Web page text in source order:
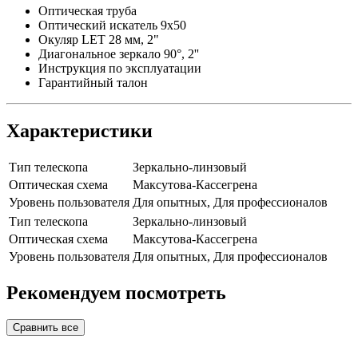
Оптическая труба
Оптический искатель 9х50
Окуляр LET 28 мм, 2"
Диагональное зеркало 90°, 2''
Инструкция по эксплуатации
Гарантийный талон
Характеристики
Тип телескопа
Зеркально-линзовый
Оптическая схема
Максутова-Кассегрена
Уровень пользователя Для опытных, Для профессионалов
Тип телескопа
Зеркально-линзовый
Оптическая схема
Максутова-Кассегрена
Уровень пользователя Для опытных, Для профессионалов
Рекомендуем посмотреть